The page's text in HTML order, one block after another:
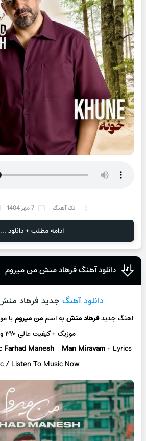
تک آهنگ 7 مهر 1404
ادامه مطلب + دانلود ...
دانلود آهنگ فرهاد منش من میروم
دانلود آهنگ جدید فرهاد
اهنگ جدیدفرهاد منشبه اسممن میرومبا
موزیک + کیفیت عالی ۳۲۰ و ۱۲۸
Farhad Manesh– Man Miravam+ Lyrics
/ Listen To Music Now